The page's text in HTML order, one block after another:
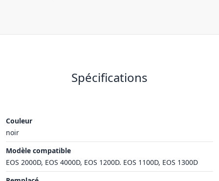
Spécifications
Couleur
noir
Modèle compatible
EOS 2000D, EOS 4000D, EOS 1200D. EOS 1100D, EOS 1300D